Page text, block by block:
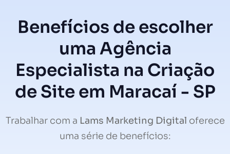
Benefícios de escolher
uma Agência
Especialista na Criação
de Site em Maracaí - SP
Trabalhar com a Lams Marketing Digital oferece
uma série de benefícios: